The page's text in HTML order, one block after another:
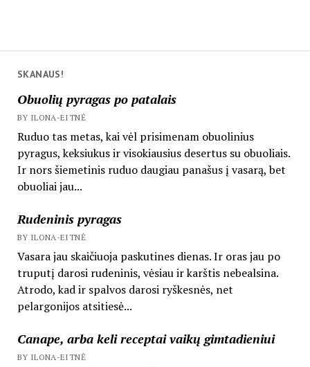
SKANAUS!
Obuolių pyragas po patalais
BY ILONA-EITNĖ
Ruduo tas metas, kai vėl prisimenam obuolinius
pyragus, keksiukus ir visokiausius desertus su obuoliais.
Ir nors šiemetinis ruduo daugiau panašus į vasarą, bet
obuoliai jau...
Rudeninis pyragas
BY ILONA-EITNĖ
Vasara jau skaičiuoja paskutines dienas. Ir oras jau po
truputį darosi rudeninis, vėsiau ir karštis nebealsina.
Atrodo, kad ir spalvos darosi ryškesnės, net
pelargonijos atsitiesė...
Canape, arba keli receptai vaikų gimtadieniui
BY ILONA-EITNĖ